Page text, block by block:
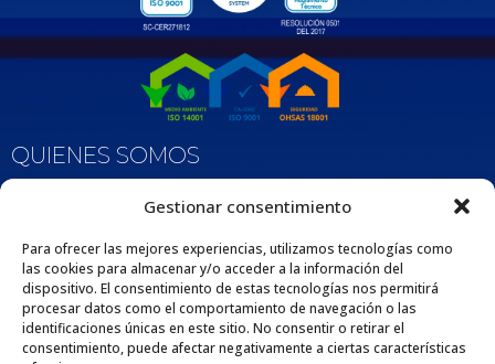
Gestionar consentimiento
Para ofrecer las mejores experiencias, utilizamos tecnologías como
las cookies para almacenar y/o acceder a la información del
dispositivo. El consentimiento de estas tecnologías nos permitirá
procesar datos como el comportamiento de navegación o las
identificaciones únicas en este sitio. No consentir o retirar el
consentimiento, puede afectar negativamente a ciertas características
QUIENES SOMOS
a fabricar y comercializar tuberías y accesorios de polipropileno, adaptados
extensa trayectoria respalda nuestro compromiso con la excelencia y la
satisfacción de nuestros clientes por medio de nuestros productos y servicios.